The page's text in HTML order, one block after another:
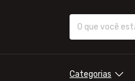
Categorias